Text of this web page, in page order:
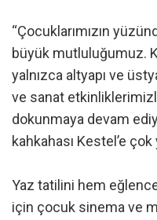
“Çocuklarımızın
büyük mutluluğumuz.
yalnızca altyapı ve
ve sanat
dokunmaya devam
kahkahası Kestel’e çok
Yaz tatilini hem
için çocuk sinema ve